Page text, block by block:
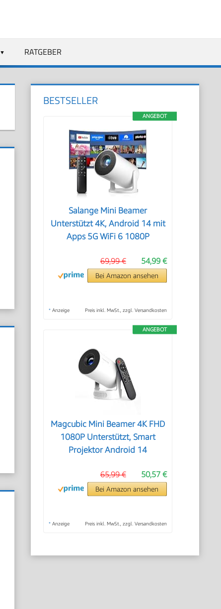
RATGEBER
BESTSELLER
ANGEBOT
Salange Mini Beamer
Unterstützt 4K, Android 14 mit
Apps 5G WiFi 6 1080P
54,99 €
69,99 €
Bei Amazon ansehen
* Anzeige Preis inkl. MwSt., zzgl. Versandkosten
ANGEBOT
Magcubic Mini Beamer 4K FHD
1080P Unterstützt, Smart
Projektor Android 14
50,57 €
65,99 €
Bei Amazon ansehen
* Anzeige Preis inkl. MwSt., zzgl. Versandkosten